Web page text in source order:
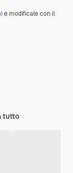
e modificale con il
tutto